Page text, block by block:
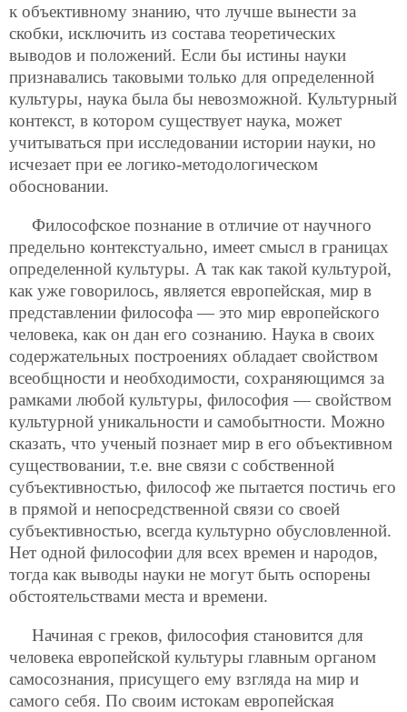
к объективному знанию, что лучше вынести за
скобки, исключить из состава теоретических
выводов и положений. Если бы истины науки
признавались таковыми только для определенной
культуры, наука была бы невозможной. Культурный
контекст, в котором существует наука, может
учитываться при исследовании истории науки, но
исчезает при ее логико-методологическом
обосновании.
Философское познание в отличие от научного
предельно контекстуально, имеет смысл в границах
определенной культуры. А так как такой культурой,
как уже говорилось, является европейская, мир в
представлении философа — это мир европейского
человека, как он дан его сознанию. Наука в своих
содержательных построениях обладает свойством
всеобщности и необходимости, сохраняющимся за
рамками любой культуры, философия — свойством
культурной уникальности и самобытности. Можно
сказать, что ученый познает мир в его объективном
существовании, т.е. вне связи с собственной
субъективностью, философ же пытается постичь его
в прямой и непосредственной связи со своей
субъективностью, всегда культурно обусловленной.
Нет одной философии для всех времен и народов,
тогда как выводы науки не могут быть оспорены
обстоятельствами места и времени.
Начиная с греков, философия становится для
человека европейской культуры главным органом
самосознания, присущего ему взгляда на мир и
самого себя. По своим истокам европейская